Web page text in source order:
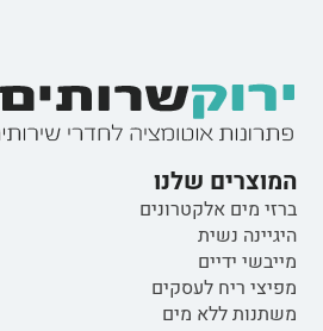
המוצרים שלנו
ברזי מים אלקטרונים
היגיינה נשית
מייבשי ידיים
מפיצי ריח לעסקים
משתנות ללא מים